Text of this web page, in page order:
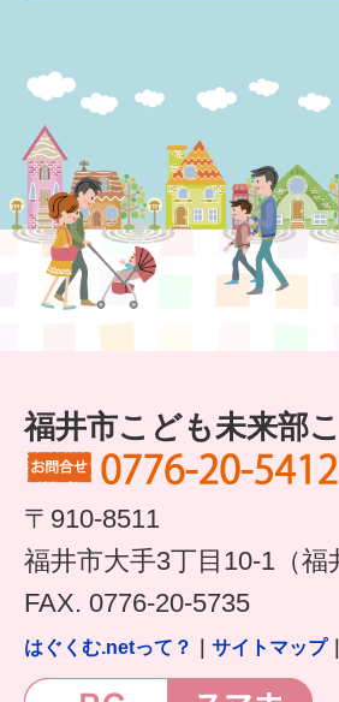
福井市こども未来部
〒910-8511
福井市大手3丁目10-1（
FAX. 0776-20-5735
はぐくむ.netって？ サイトマップ｜
食育
福井市図書館オススメの
お出かけ情報
病気・けが 基本情報
パパもママも子育て
ソーシャルメディア
すまいるサポート行事案